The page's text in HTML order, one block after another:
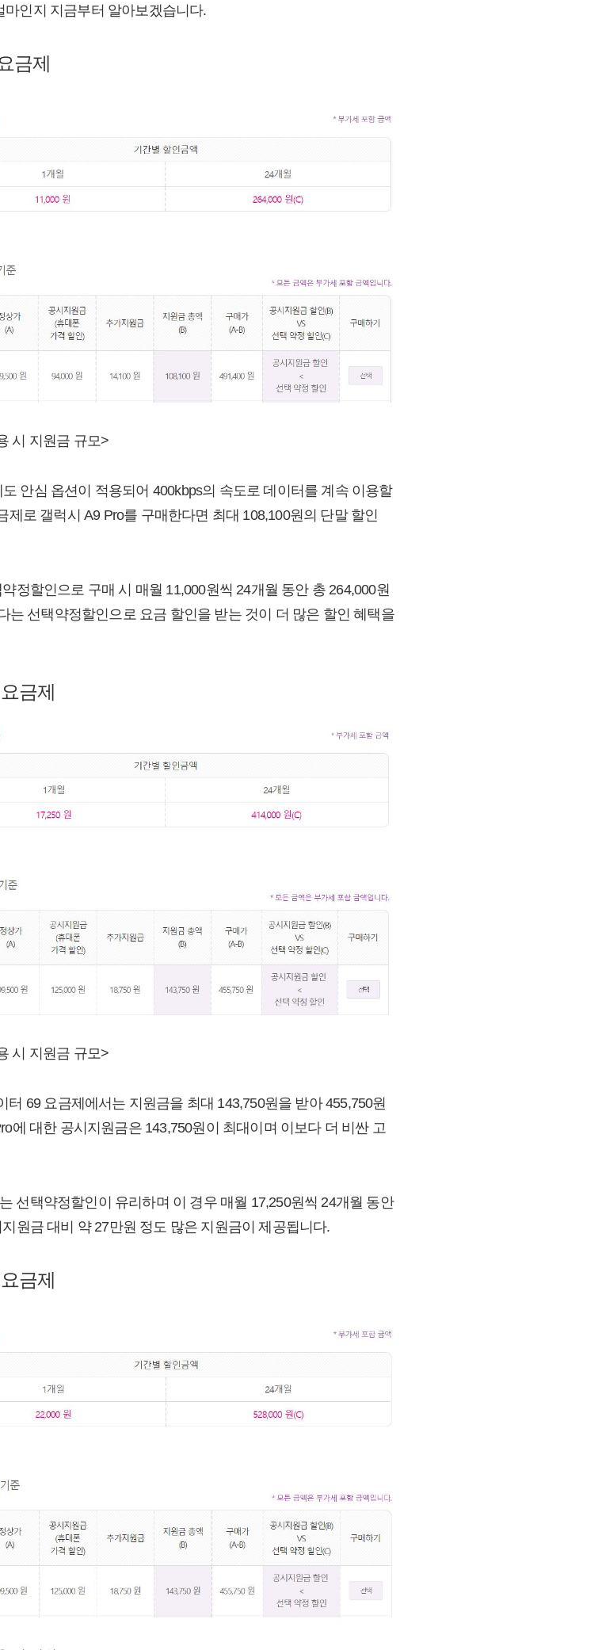
인지 지금부터 알아보겠습니다.
금제
시 지원금 규모>
안심 옵션이 적용되어 400kbps의 속도로 데이터를 계속 이용할
제로 갤럭시 A9 Pro를 구매한다면 최대 108,100원의 단말 할인
정할인으로 구매 시 매월 11,000원씩 24개월 동안 총 264,000원
는 선택약정할인으로 요금 할인을 받는 것이 더 많은 할인 혜택을
금제
시 지원금 규모>
69 요금제에서는 지원금을 최대 143,750원을 받아 455,750원
에 대한 공시지원금은 143,750원이 최대이며 이보다 더 비싼 고
선택약정할인이 유리하며 이 경우 매월 17,250원씩 24개월 동안
원금 대비 약 27만원 정도 많은 지원금이 제공됩니다.
금제